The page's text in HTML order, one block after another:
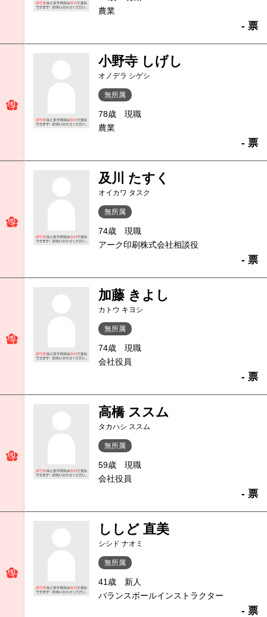
農業
- 票
小野寺 しげし
オノデラ シゲシ
無所属
78歳
現職
農業
- 票
及川 たすく
オイカワ タスク
無所属
74歳
現職
アーク印刷株式会社相談役
- 票
加藤 きよし
カトウ キヨシ
無所属
74歳
現職
会社役員
- 票
高橋 ススム
タカハシ ススム
無所属
59歳
現職
会社役員
- 票
ししど 直美
シシド ナオミ
無所属
41歳
新人
バランスボールインストラクター
- 票